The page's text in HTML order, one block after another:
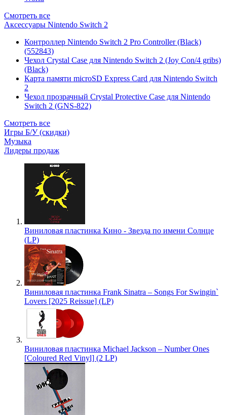
Смотреть все
Аксессуары Nintendo Switch 2
Контроллер Nintendo Switch 2 Pro Controller (Black)
(552843)
Чехол Сrystal Сase для Nintendo Switch 2 (Joy Con/4 gribs)
(Black)
Карта памяти microSD Express Card для Nintendo Switch
2
Чехол прозрачный Crystal Protective Case для Nintendo
Switch 2 (GNS-822)
Смотреть все
Игры Б/У (скидки)
Музыка
Лидеры продаж
Виниловая пластинка Кино - Звезда по имени Солнце
(LP)
Виниловая пластинка Frank Sinatra – Songs For Swingin`
Lovers [2025 Reissue] (LP)
Виниловая пластинка Michael Jackson – Number Ones
[Coloured Red Vinyl] (2 LP)